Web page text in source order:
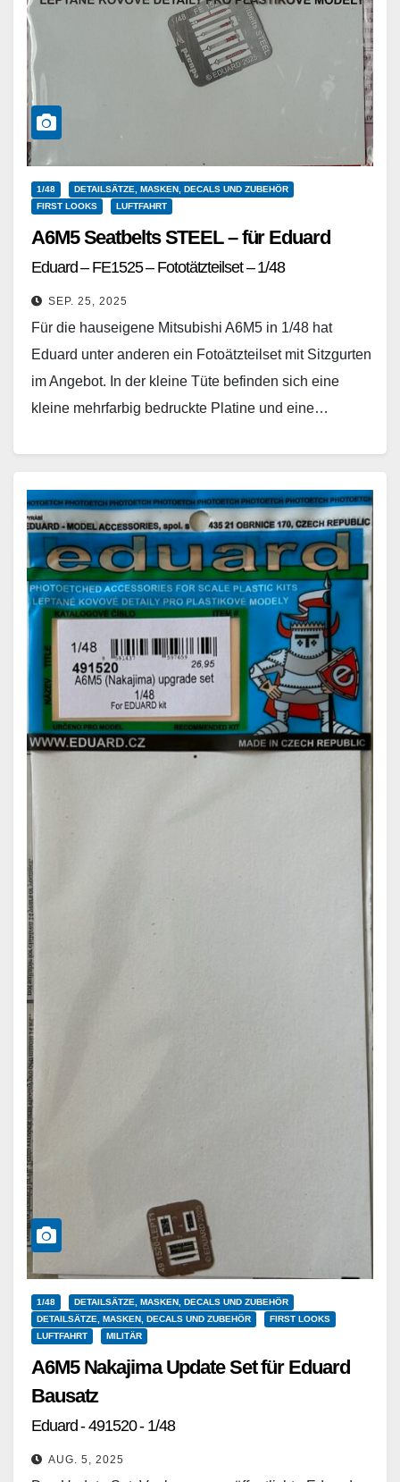
1/48
DETAILSÄTZE, MASKEN, DECALS UND ZUBEHÖR
FIRST LOOKS
LUFTFAHRT
A6M5 Seatbelts STEEL – für Eduard
Eduard – FE1525 – Fototätzteilset – 1/48
SEP. 25, 2025
Für die hauseigene Mitsubishi A6M5 in 1/48 hat
Eduard unter anderen ein Fotoätzteilset mit Sitzgurten
im Angebot. In der kleine Tüte befinden sich eine
kleine mehrfarbig bedruckte Platine und eine…
1/48
DETAILSÄTZE, MASKEN, DECALS UND ZUBEHÖR
DETAILSÄTZE, MASKEN, DECALS UND ZUBEHÖR
FIRST LOOKS
LUFTFAHRT
MILITÄR
A6M5 Nakajima Update Set für Eduard
Bausatz
Eduard - 491520 - 1/48
AUG. 5, 2025